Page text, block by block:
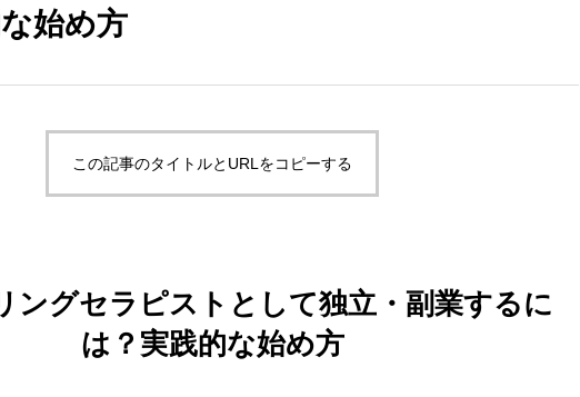
始め方
この記事のタイトルとURLをコピーする
ングセラピストとして独立・副業するに
は？実践的な始め方